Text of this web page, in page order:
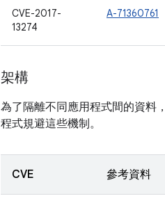
CVE-2017-
13274
A-71360761
架構
為了隔離不同應用程式間的資料
程式規避這些機制。
CVE 參考資料